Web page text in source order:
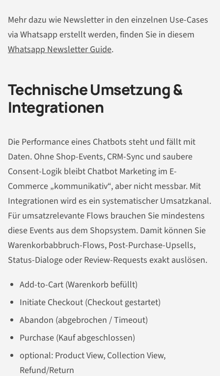
Mehr dazu wie Newsletter in den einzelnen Use-Cases
via Whatsapp erstellt werden, finden Sie in diesem
Whatsapp Newsletter Guide.
Technische Umsetzung &
Integrationen
Die Performance eines Chatbots steht und fällt mit
Daten. Ohne Shop-Events, CRM-Sync und saubere
Consent-Logik bleibt Chatbot Marketing im E-
Commerce „kommunikativ“, aber nicht messbar. Mit
Integrationen wird es ein systematischer Umsatzkanal.
Für umsatzrelevante Flows brauchen Sie mindestens
diese Events aus dem Shopsystem. Damit können Sie
Warenkorbabbruch-Flows, Post-Purchase-Upsells,
Status-Dialoge oder Review-Requests exakt auslösen.
Add-to-Cart (Warenkorb befüllt)
Initiate Checkout (Checkout gestartet)
Abandon (abgebrochen / Timeout)
Purchase (Kauf abgeschlossen)
optional: Product View, Collection View,
Refund/Return